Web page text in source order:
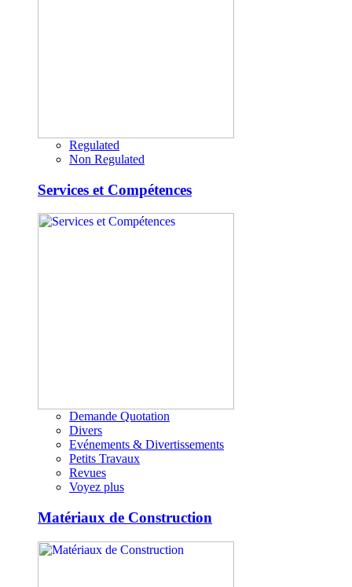
Regulated
Non Regulated
Services et Compétences
Demande Quotation
Divers
Evénements & Divertissements
Petits Travaux
Revues
Voyez plus
Matériaux de Construction